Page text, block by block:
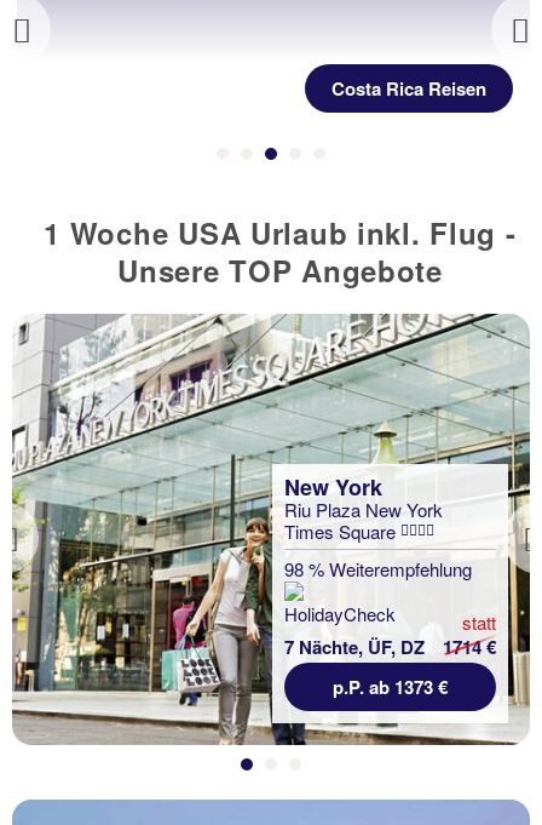
Previous
Costa Rica Reisen
1 Woche USA Urlaub inkl. Flug -
Unsere TOP Angebote
Previous
New York
Riu Plaza New York
Times Square
98 % Weiterempfehlung
7 Nächte, ÜF, DZ
statt
1714 €
p.P. ab 1373 €